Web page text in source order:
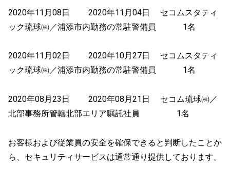
2020年11月08日 2020年11月04日 セコムスタティ
ック琉球㈱／浦添市内勤務の常駐警備員 1名
2020年11月02日 2020年10月27日 セコムスタティ
ック琉球㈱／浦添市内勤務の常駐警備員 1名
2020年08月23日 2020年08月21日 セコム琉球㈱／
北部事務所管轄北部エリア嘱託社員 1名
お客様および従業員の安全を確保できると判断したことか
ら、セキュリティサービスは通常通り提供しております。